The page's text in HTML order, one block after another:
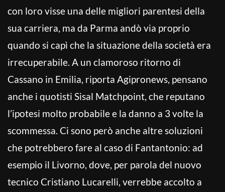
con loro visse una delle migliori parentesi della
sua carriera, ma da Parma andò via proprio
quando si capì che la situazione della società era
irrecuperabile. A un clamoroso ritorno di
Cassano in Emilia, riporta Agipronews, pensano
anche i quotisti Sisal Matchpoint, che reputano
l’ipotesi molto probabile e la danno a 3 volte la
scommessa. Ci sono però anche altre soluzioni
che potrebbero fare al caso di Fantantonio: ad
esempio il Livorno, dove, per parola del nuovo
tecnico Cristiano Lucarelli, verrebbe accolto a